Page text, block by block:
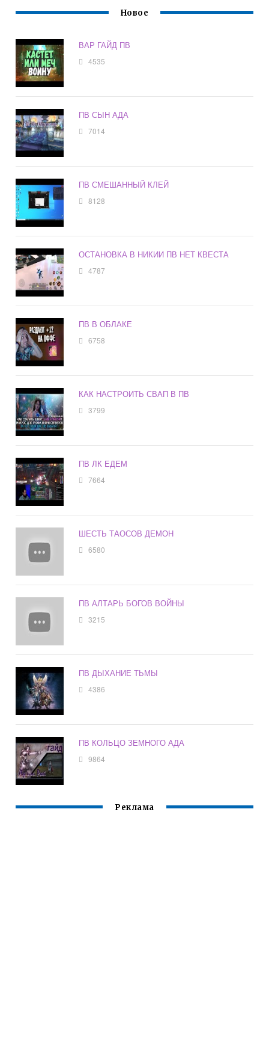
Новое
ВАР ГАЙД ПВ
4535
ПВ СЫН АДА
7014
ПВ СМЕШАННЫЙ КЛЕЙ
8128
ОСТАНОВКА В НИКИИ ПВ НЕТ КВЕСТА
4787
ПВ В ОБЛАКЕ
6758
КАК НАСТРОИТЬ СВАП В ПВ
3799
ПВ ЛК ЕДЕМ
7664
ШЕСТЬ ТАОСОВ ДЕМОН
6580
ПВ АЛТАРЬ БОГОВ ВОЙНЫ
3215
ПВ ДЫХАНИЕ ТЬМЫ
4386
ПВ КОЛЬЦО ЗЕМНОГО АДА
9864
Реклама